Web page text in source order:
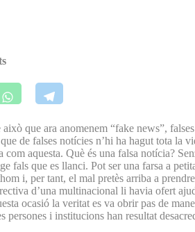
que ara anomenem “fake news”,
de falses notícies n’hi ha hagut tota
com aquesta. Què és una falsa notícia?
fals que es llanci. Pot ser una farsa a
i, per tant, el mal pretès arriba a
d’una multinacional li havia ofert
ocasió la veritat es va obrir pas de
persones i institucions han resultat